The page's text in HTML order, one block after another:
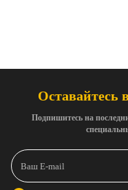
Оставайтесь
Подпишитесь на